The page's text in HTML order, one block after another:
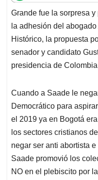
t
s
A
p
p
e
b
o
o
k
k
e
d
I
n
i
l
Grande fue la sorpresa
la adhesión del
Histórico, la propuesta
senador y candidato
presidencia de
Cuando a Saade le
Democrático para
el 2019 ya en Bogotá
los sectores cristianos
negar ser anti abortista
Saade promovió los
NO en el plebiscito por